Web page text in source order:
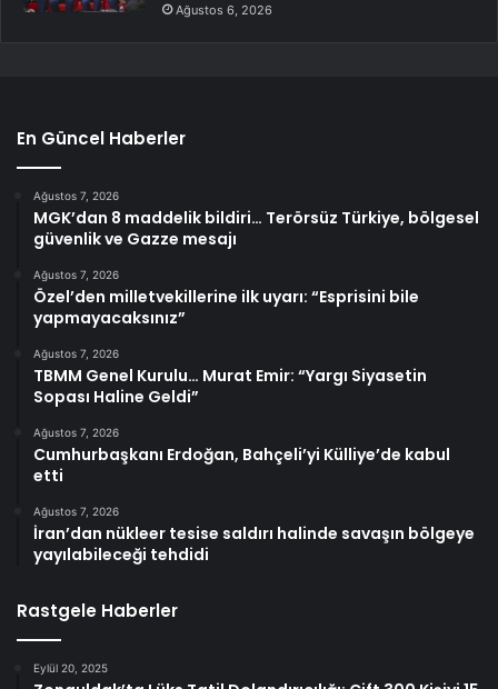
Ağustos 6, 2026
En Güncel Haberler
Ağustos 7, 2026
MGK’dan 8 maddelik bildiri… Terörsüz Türkiye, bölgesel
güvenlik ve Gazze mesajı
Ağustos 7, 2026
Özel’den milletvekillerine ilk uyarı: “Esprisini bile
yapmayacaksınız”
Ağustos 7, 2026
TBMM Genel Kurulu… Murat Emir: “Yargı Siyasetin
Sopası Haline Geldi”
Ağustos 7, 2026
Cumhurbaşkanı Erdoğan, Bahçeli’yi Külliye’de kabul
etti
Ağustos 7, 2026
İran’dan nükleer tesise saldırı halinde savaşın bölgeye
yayılabileceği tehdidi
Rastgele Haberler
Eylül 20, 2025